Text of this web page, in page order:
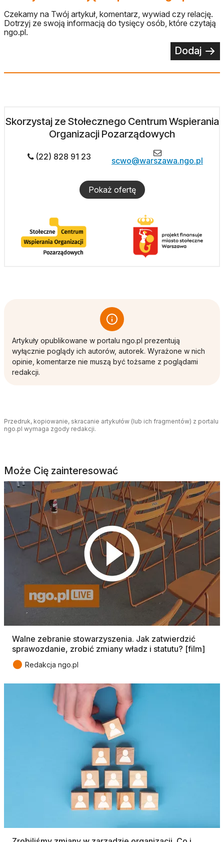
Czekamy na Twój artykuł, komentarz, wywiad czy relację.
Dotrzyj ze swoją informacją do tysięcy osób, które czytają
ngo.pl.
Dodaj
Skorzystaj ze Stołecznego Centrum Wspierania
Organizacji Pozarządowych
(22) 828 91 23 scwo@warszawa.ngo.pl
Pokaż ofertę
Artykuły opublikowane w portalu ngo.pl prezentują
wyłącznie poglądy ich autorów, autorek. Wyrażone w nich
opinie, komentarze nie muszą być tożsame z poglądami
redakcji.
Przedruk, kopiowanie, skracanie artykułów (lub ich fragmentów) z portalu
ngo.pl wymaga zgody redakcji.
Może Cię zainteresować
Walne zebranie stowarzyszenia. Jak zatwierdzić
sprawozdanie, zrobić zmiany władz i statutu? [film]
● Redakcja ngo.pl